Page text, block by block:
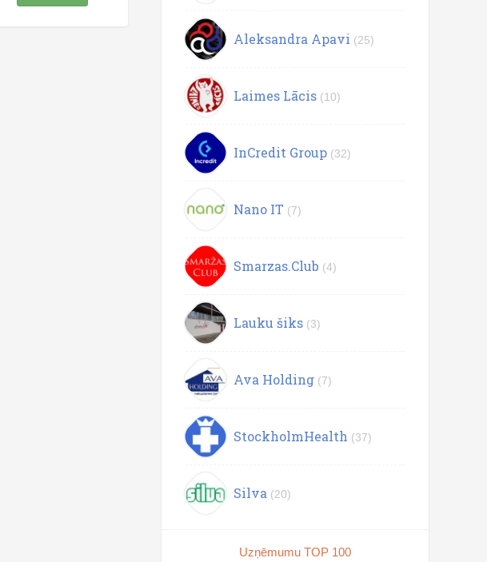
Aleksandra Apavi (25)
Laimes Lācis (10)
InCredit Group (32)
Nano IT (7)
Smarzas.Club (4)
Lauku šiks (3)
Ava Holding (7)
StockholmHealth (37)
Silva (20)
Uzņēmumu TOP 100